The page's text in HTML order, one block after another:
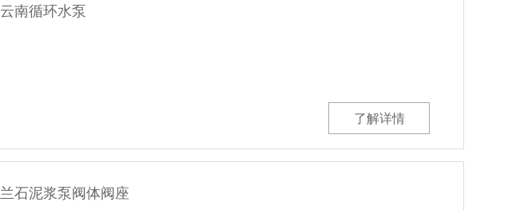
云南循环水泵
了解详情
兰石泥浆泵阀体阀座